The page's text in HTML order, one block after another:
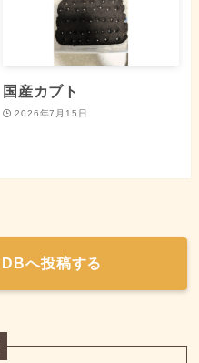
国産カブト
2026年7月15日
へ投稿する